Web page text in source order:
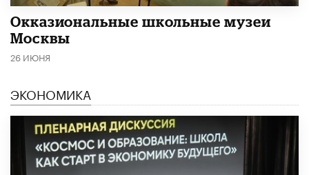
​Окказиональные школьные музеи
Москвы
26 ИЮНЯ
ЭКОНОМИКА